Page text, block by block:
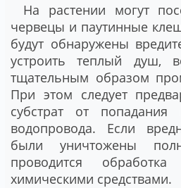
На растении могут
червецы и паутинные
будут обнаружены
устроить теплый душ,
тщательным образом
При этом следует
субстрат от
водопровода. Если
были уничтожены
проводится обработка
химическими средствами.